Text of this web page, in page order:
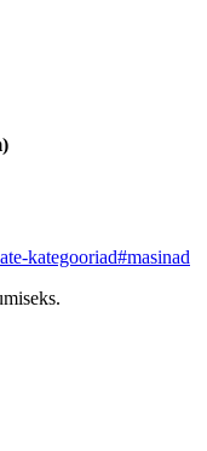
kategooriad#masinad